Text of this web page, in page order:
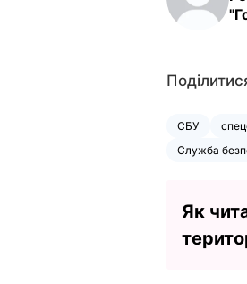
СБУ
Служба
Як